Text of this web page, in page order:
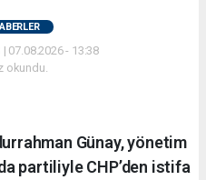
07.08.2026 - 13:38
okundu.
Günay, yönetim
partiliyle CHP’den istifa